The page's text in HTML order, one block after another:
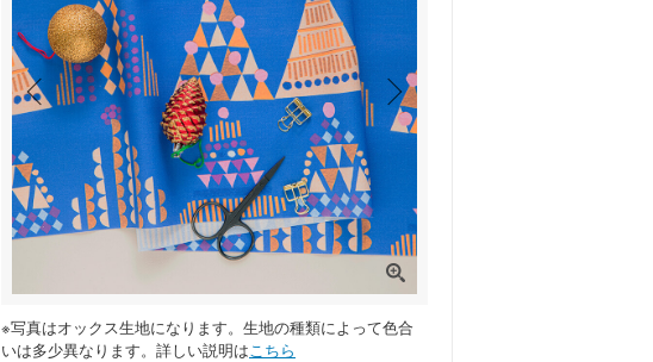
※写真はオックス生地になります。生地の種類によって色合
いは多少異なります。詳しい説明はこちら